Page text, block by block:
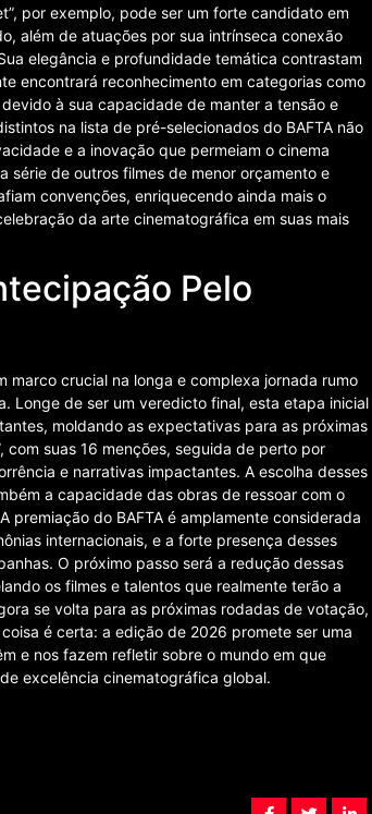
por exemplo, pode ser um forte candidato em
além de atuações por sua intrínseca conexão
elegância e profundidade temática contrastam
encontrará reconhecimento em categorias como
à sua capacidade de manter a tensão e
na lista de pré-selecionados do BAFTA não
e a inovação que permeiam o cinema
série de outros filmes de menor orçamento e
convenções, enriquecendo ainda mais o
da arte cinematográfica em suas mais
Pelo
marco crucial na longa e complexa jornada rumo
Longe de ser um veredicto final, esta etapa inicial
moldando as expectativas para as próximas
com suas 16 menções, seguida de perto por
e narrativas impactantes. A escolha desses
a capacidade das obras de ressoar com o
premiação do BAFTA é amplamente considerada
internacionais, e a forte presença desses
O próximo passo será a redução dessas
os filmes e talentos que realmente terão a
se volta para as próximas rodadas de votação,
é certa: a edição de 2026 promete ser uma
e nos fazem refletir sobre o mundo em que
excelência cinematográfica global.